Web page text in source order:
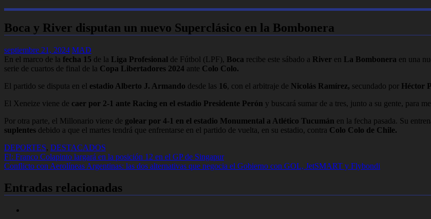
Boca y River disputan un nuevo Superclásico en la Bombonera
septiembre 21, 2024 MAD
En el marco de la fecha 15 de la Liga Profesional de Fútbol (LPF), Boca recibe este sábado a River en La Bombonera en una
serie de cuartos de final de la Copa Libertadores 2024 ante Colo Colo.
El partido se disputa en el estadio Alberto J. Armando desde las 16, con el arbitraje de Nicolás Ramírez, secundado por Héctor
El Xeneize viene de caer por 2-1 ante Racing en el estadio Presidente Perón y buscará sumar de a tres, junto a su gente, para
Por otra parte, el Millonario viene de golear por 4-1 en el estadio Monumental a Atlético Tucumán en la fecha pasada. Su
suplentes debido a que el martes tendrá que enfrentarse en el partido de vuelta, en su estadio, contra Colo Colo de Chile.
DEPORTES, DESTACADOS
Navegación
de
entradas
F!: Franco Colapinto largará en la posición 12 en el GP de Singapur
Conflicto con Aerolíneas Argentinas: las dos alternativas que negocia el Gobierno con GOL, JetSMART y Flybondi
Entradas relacionadas